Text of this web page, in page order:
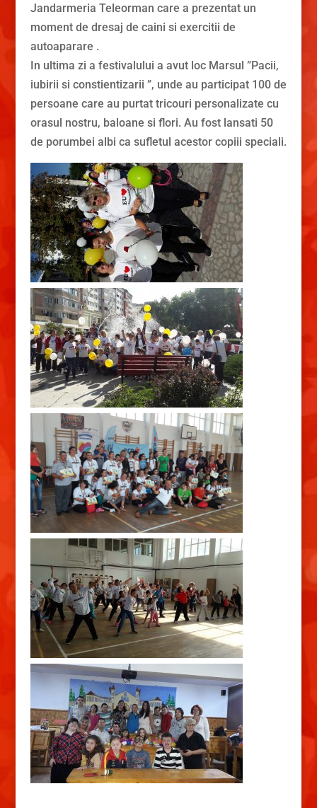
Jandarmeria Teleorman care a prezentat un
moment de dresaj de caini si exercitii de
autoaparare .
In ultima zi a festivalului a avut loc Marsul ”Pacii,
iubirii si constientizarii ”, unde au participat 100 de
persoane care au purtat tricouri personalizate cu
orasul nostru, baloane si flori. Au fost lansati 50
de porumbei albi ca sufletul acestor copiii speciali.